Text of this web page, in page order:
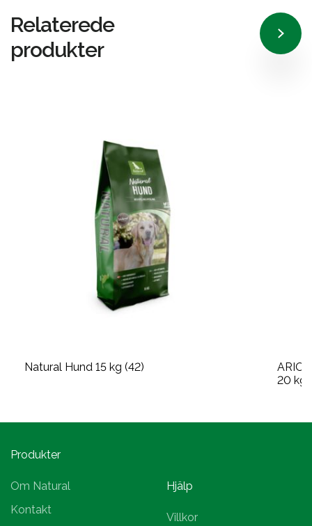
Relaterede
produkter
Natural Hund 15 kg (42)
20 kg
Produkter
Om Natural
Kontakt
Hjälp
Villkor